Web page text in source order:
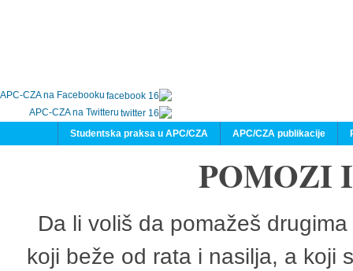
APC-CZA na Facebooku
APC-CZA na Twitteru
APC/CZA publikacije
Studentska praksa u APC/CZA
POMOZI
Da li voliš da pomažeš
koji beže od rata i nasilja, a koji